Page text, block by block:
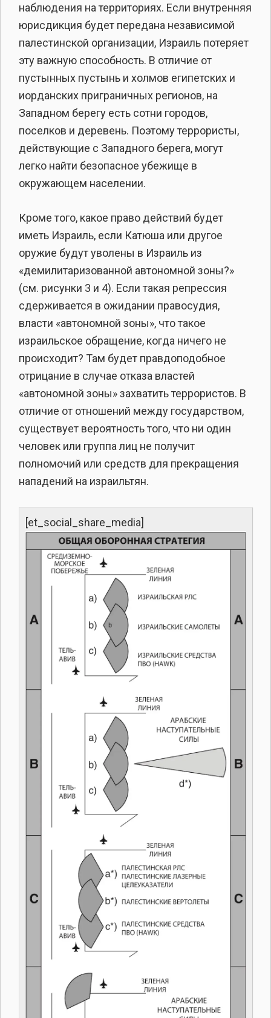
наблюдения на территориях. Если внутренняя
юрисдикция будет передана независимой
палестинской организации, Израиль потеряет
эту важную способность. В отличие от
пустынных пустынь и холмов египетских и
иорданских приграничных регионов, на
Западном берегу есть сотни городов,
поселков и деревень. Поэтому террористы,
действующие с Западного берега, могут
легко найти безопасное убежище в
окружающем населении.
Кроме того, какое право действий будет
иметь Израиль, если Катюша или другое
оружие будут уволены в Израиль из
«демилитаризованной автономной зоны?»
(см. рисунки 3 и 4). Если такая репрессия
сдерживается в ожидании правосудия,
власти «автономной зоны», что такое
израильское обращение, когда ничего не
происходит? Там будет правдоподобное
отрицание в случае отказа властей
«автономной зоны» захватить террористов. В
отличие от отношений между государством,
существует вероятность того, что ни один
человек или группа лиц не получит
полномочий или средств для прекращения
нападений на израильтян.
[et_social_share_media]